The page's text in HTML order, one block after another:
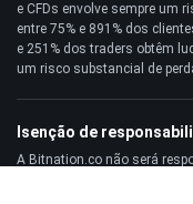
e CFDs envolve sempre um
entre 75% e 891% dos
e 251% dos traders obtêm
um risco substancial de
Isenção de
A Bitnation.co não será